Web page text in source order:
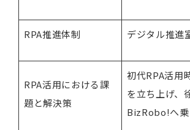
RPA推進体制 デジタル推進
RPA活用における課
題と解決策
初代RPA活用
を立ち上げ、
BizRobo!へ